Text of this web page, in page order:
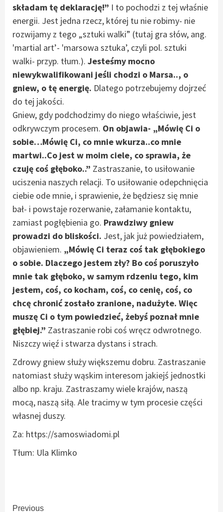
składam tę deklarację!” I to pochodzi z tej właśnie
energii. Jest jedna rzecz, której tu nie robimy- nie
rozwijamy z tego „sztuki walki” (tutaj gra słów, ang.
'martial art’- 'marsowa sztuka’, czyli pol. sztuki
walki- przyp. tłum.). Jesteśmy mocno
niewykwalifikowani jeśli chodzi o Marsa.., o
gniew, o tę energię. Dlatego potrzebujemy dojrzeć
do tej jakości.
Gniew, gdy podchodzimy do niego właściwie, jest
odkrywczym procesem. On objawia- „Mówię Ci o
sobie…Mówię Ci, co mnie wkurza..co mnie
martwi..Co jest w moim ciele, co sprawia, że
czuję coś głęboko..” Zastraszanie, to usiłowanie
uciszenia naszych relacji. To usiłowanie odepchnięcia
ciebie ode mnie, i sprawienie, że będziesz się mnie
bał- i powstaje rozerwanie, załamanie kontaktu,
zamiast pogłębienia go. Prawdziwy gniew
prowadzi do bliskości. Jest, jak już powiedziałem,
objawieniem. „Mówię Ci teraz coś tak głębokiego
o sobie. Dlaczego jestem zły? Bo coś poruszyło
mnie tak głęboko, w samym rdzeniu tego, kim
jestem, coś, co kocham, coś, co cenię, coś, co
chcę chronić zostało zranione, nadużyte. Więc
muszę Ci o tym powiedzieć, żebyś poznał mnie
głębiej.” Zastraszanie robi coś wręcz odwrotnego.
Niszczy więź i stwarza dystans i strach.
Zdrowy gniew służy większemu dobru. Zastraszanie
natomiast służy wąskim interesom jakiejś jednostki
albo np. kraju. Zastraszamy wiele krajów, naszą
mocą, naszą siłą. Ale tracimy w tym procesie części
własnej duszy.
Za: https://samoswiadomi.pl
Tłum: Ula Klimko
Previous